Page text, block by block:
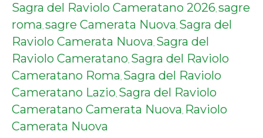
Sagra del Raviolo Cameratano 2026, sagre
roma, sagre Camerata Nuova, Sagra del
Raviolo Camerata Nuova, Sagra del
Raviolo Cameratano, Sagra del Raviolo
Cameratano Roma, Sagra del Raviolo
Cameratano Lazio, Sagra del Raviolo
Cameratano Camerata Nuova, Raviolo
Camerata Nuova